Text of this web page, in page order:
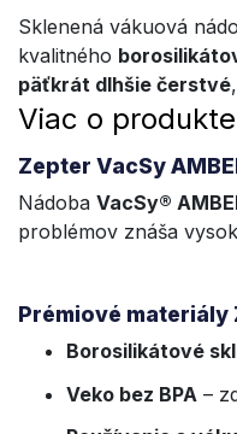
Sklenená vákuová
kvalitného
päťkrát dlhšie čerstvé
Viac o produkte
Zepter VacSy
Nádoba VacSy®
problémov znáša
Prémiové materiály
Borosilikátové
Veko bez BPA –